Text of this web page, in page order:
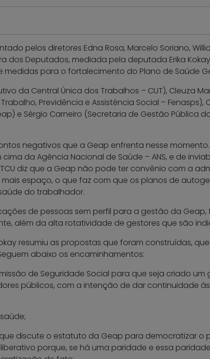
pelos diretores Edna Rosa, Marcelo Soriano,
Deputados, mediada pela deputada Erika
para o fortalecimento do Plano de Saúde
da Central Única dos Trabalhos – CUT), Cleuza
Previdência e Assistência Social –
e Sérgio Carneiro (Secretaria de Gestão Pública
negativos que a Geap enfrenta nesse
da Agência Nacional de Saúde – ANS, e de
diz que a Geap não pode ter convênio com a
espaço, o que faz com que os planos de
do trabalhador.
de pessoas sem perfil para a gestão da
além da alta rotatividade de gestores que são
resumiu as propostas que foram construídas,
abaixo os encaminhamentos:
de Seguridade Social para que seja criado
públicos, com a intenção de dar continuidade
discute o estatuto da Geap para democratizar
porque, se há uma paridade e essa